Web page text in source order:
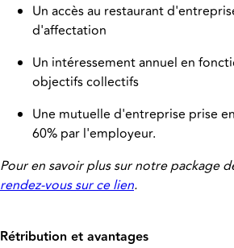
Un accès au restaurant
d'affectation
Un intéressement annuel en
objectifs collectifs
Une mutuelle d'entreprise prise
60% par l'employeur.
Pour en savoir plus sur notre package
rendez-vous sur ce lien.
Rétribution et avantages